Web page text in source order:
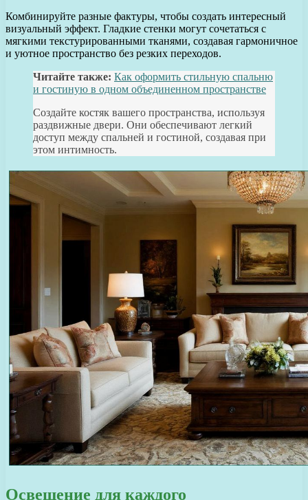
Комбинируйте разные фактуры, чтобы создать интересный
визуальный эффект. Гладкие стенки могут сочетаться с
мягкими текстурированными тканями, создавая гармоничное
и уютное пространство без резких переходов.
Читайте также: Как оформить стильную спальню
и гостиную в одном объединенном пространстве
Создайте костяк вашего пространства, используя
раздвижные двери. Они обеспечивают легкий
доступ между спальней и гостиной, создавая при
этом интимность.
Освещение для каждого